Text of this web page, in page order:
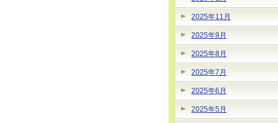
2025年11月
2025年9月
2025年8月
2025年7月
2025年6月
2025年5月